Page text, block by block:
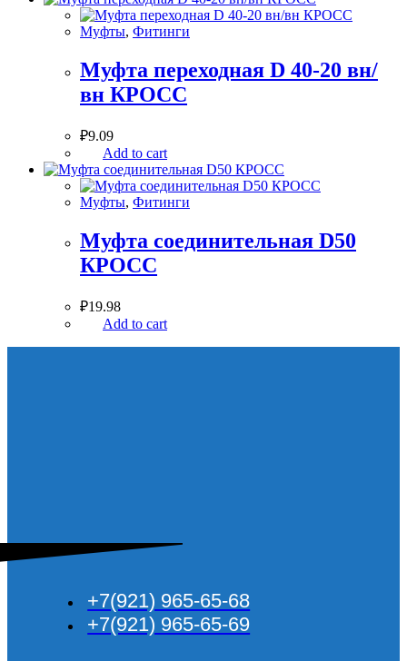
Муфты, Фитинги
Муфта переходная D 40-20 вн/
вн КРОСС
₽9.09
Add to cart
Муфты, Фитинги
Муфта соединительная D50
КРОСС
₽19.98
Add to cart
+7(921) 965-65-68
+7(921) 965-65-69